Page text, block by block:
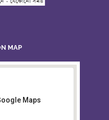
MAP
&
Alampur,
Maps